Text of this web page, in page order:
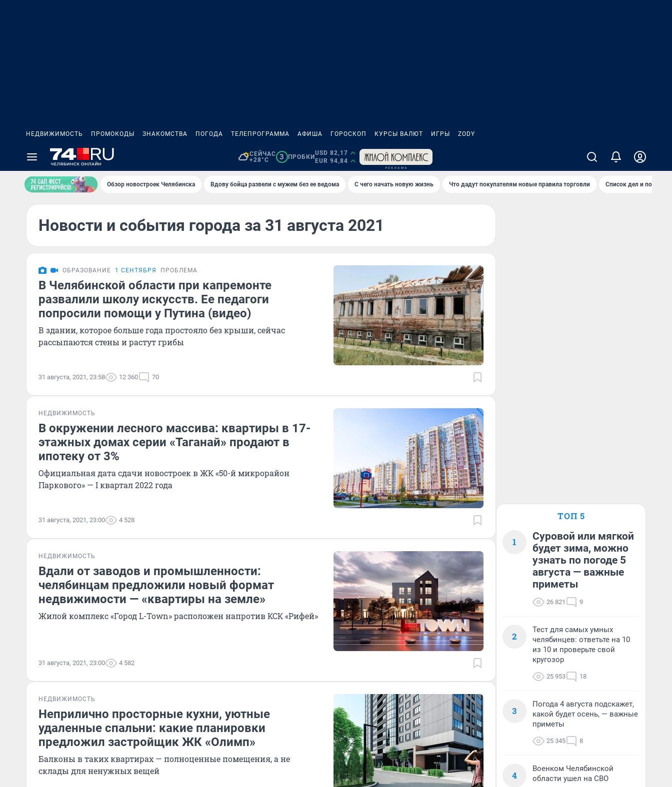
НЕДВИЖИМОСТЬ ПРОМОКОДЫ ЗНАКОМСТВА ПОГОДА ТЕЛЕПРОГРАММА АФИША ГОРОСКОП КУРСЫ ВАЛЮТ ИГРЫ ZODY
СЕЙЧАС
+28°C
3 ПРОБКИ
USD 82,17
EUR 94,84
Обзор новостроек Челябинска Вдову бойца развели с мужем без ее ведома С чего начать новую жизнь Что дадут покупателям новые правила торговли Список дел и покупок
Новости и события города за 31 августа 2021
ОБРАЗОВАНИЕ 1 СЕНТЯБРЯ ПРОБЛЕМА
В Челябинской области при капремонте
развалили школу искусств. Ее педагоги
попросили помощи у Путина (видео)
В здании, которое больше года простояло без крыши, сейчас
рассыпаются стены и растут грибы
31 августа, 2021, 23:58 12 360 70
НЕДВИЖИМОСТЬ
В окружении лесного массива: квартиры в 17-
этажных домах серии «Таганай» продают в
ипотеку от 3%
Официальная дата сдачи новостроек в ЖК «50-й микрорайон
Паркового» — I квартал 2022 года
31 августа, 2021, 23:00 4 528
НЕДВИЖИМОСТЬ
Вдали от заводов и промышленности:
челябинцам предложили новый формат
недвижимости — «квартиры на земле»
Жилой комплекс «Город L-Town» расположен напротив КСК «Рифей»
31 августа, 2021, 23:00 4 582
НЕДВИЖИМОСТЬ
Неприлично просторные кухни, уютные
удаленные спальни: какие планировки
предложил застройщик ЖК «Олимп»
Балконы в таких квартирах — полноценные помещения, а не
склады для ненужных вещей
ТОП 5
1
Суровой или мягкой
будет зима, можно
узнать по погоде 5
августа — важные
приметы
26 821 9
2
Тест для самых умных
челябинцев: ответьте на 10
из 10 и проверьте свой
кругозор
25 953 18
3
Погода 4 августа подскажет,
какой будет осень, — важные
приметы
25 345 8
4
Военком Челябинской
области ушел на СВО